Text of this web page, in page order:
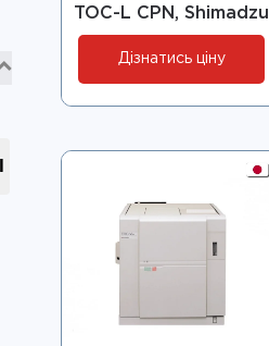
TOC-L CPN, Shimadzu
Дізнатись ціну